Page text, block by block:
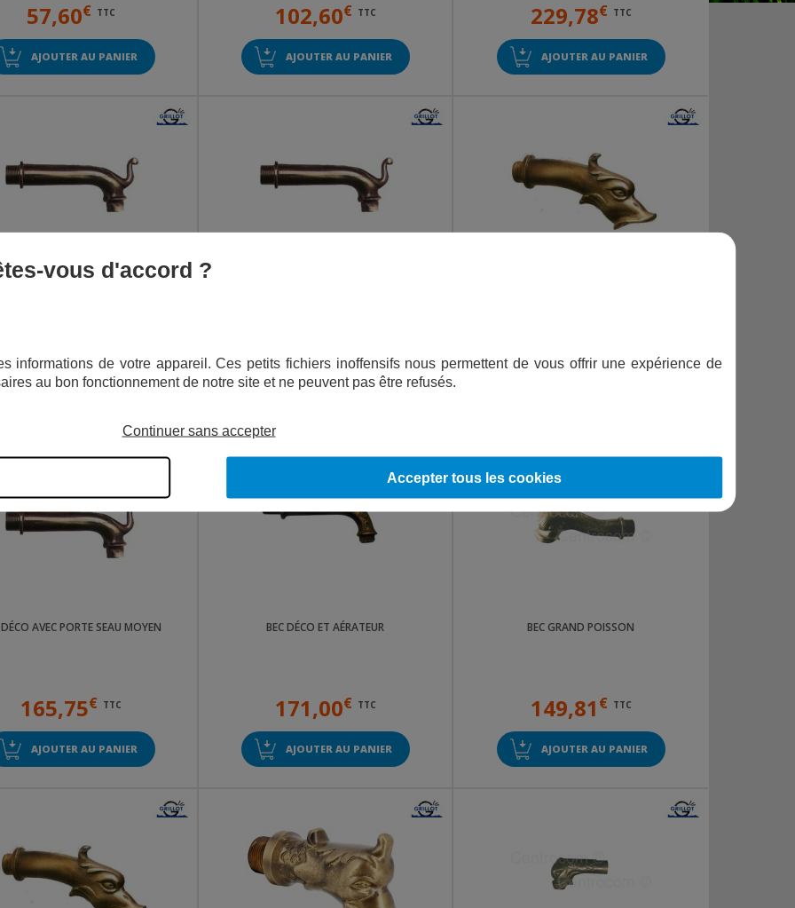
57,60€ TTC
AJOUTER AU PANIER
102,60€ TTC
AJOUTER AU PANIER
229,78€ TTC
AJOUTER AU PANIER
AVEC PORTE SEAU - 12 CM
138,12€ TTC 181,10€ TTC 173,88 € TTC
AVEC PORTE SEAU MOYEN
165,75€ TTC
AJOUTER AU PANIER
BEC DÉCO ET AÉRATEUR
171,00€ TTC
AJOUTER AU PANIER
BEC GRAND POISSON
149,81 € TTC
AJOUTER AU PANIER
vous d'accord ?
informations de votre appareil. Ces petits fichiers inoffensifs nous permettent de vous offrir une expérience de
au bon fonctionnement de notre site et ne peuvent pas être refusés.
Continuer sans accepter
Accepter tous les cookies